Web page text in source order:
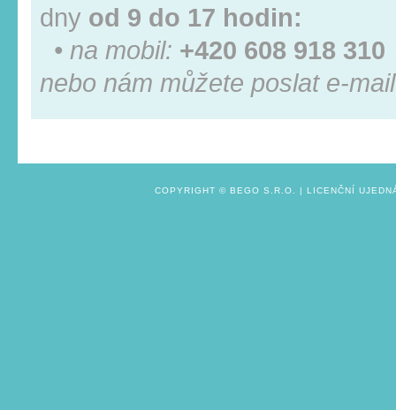
dny od 9 do 17 hodin:
• na mobil: +420 608 918 310
nebo nám můžete poslat e-
COPYRIGHT © BEGO S.R.O. | LICENČNÍ